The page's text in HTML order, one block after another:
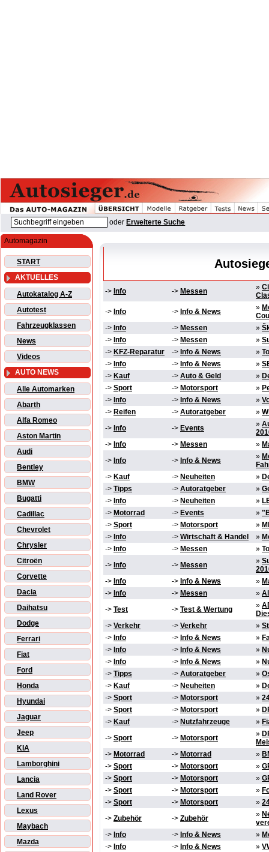
oder Erweiterte Suche
Automagazin
START
AKTUELLES
Autokatalog A-Z
Autotest
Fahrzeugklassen
News
Videos
AUTO NEWS
Alle Automarken
Abarth
Alfa Romeo
Aston Martin
Audi
Bentley
BMW
Bugatti
Cadillac
Chevrolet
Chrysler
Citroën
Corvette
Dacia
Daihatsu
Dodge
Ferrari
Fiat
Ford
Honda
Hyundai
Jaguar
Jeep
KIA
Lamborghini
Lancia
Land Rover
Lexus
Maybach
Mazda
-> Info -> Messen »
-> Info -> Info & News »
-> Info -> Messen »
-> Info -> Messen »
-> KFZ-Reparatur -> Info & News »
-> Info -> Info & News »
-> Kauf -> Auto & Geld »
-> Sport -> Motorsport »
-> Info -> Info & News »
-> Reifen -> Autoratgeber »
-> Info -> Events »
-> Info -> Messen »
-> Info -> Info & News »
-> Kauf -> Neuheiten »
-> Tipps -> Autoratgeber »
-> Info -> Neuheiten »
-> Motorrad -> Events »
-> Sport -> Motorsport »
-> Info -> Wirtschaft & Handel »
-> Info -> Messen »
-> Info -> Messen »
-> Info -> Info & News »
-> Info -> Messen »
-> Test -> Test & Wertung »
-> Verkehr -> Verkehr »
-> Info -> Info & News »
-> Info -> Info & News »
-> Info -> Info & News »
-> Tipps -> Autoratgeber »
-> Kauf -> Neuheiten »
-> Sport -> Motorsport »
-> Sport -> Motorsport »
-> Kauf -> Nutzfahrzeuge »
-> Sport -> Motorsport »
-> Motorrad -> Motorrad »
-> Sport -> Motorsport »
-> Sport -> Motorsport »
-> Sport -> Motorsport »
-> Sport -> Motorsport »
-> Zubehör -> Zubehör »
-> Info -> Info & News »
-> Info -> Info & News »